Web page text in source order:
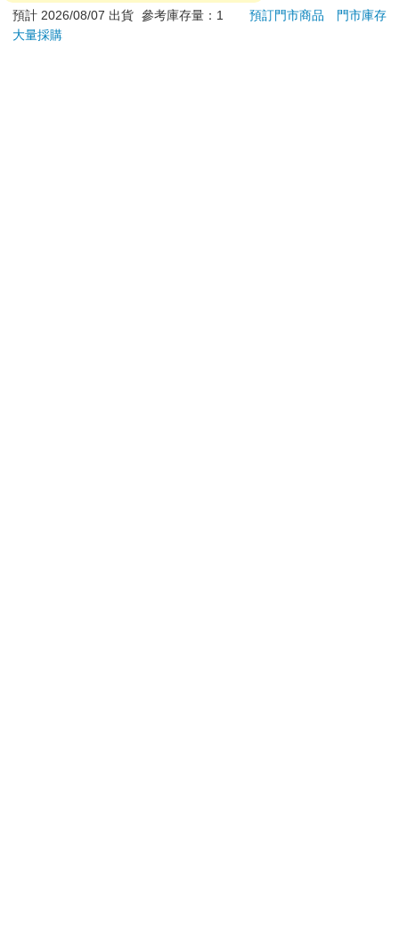
退換貨須知：
**提醒您，鑑賞期不等於試用期，退回商品須為全新狀態**
預計 2026/08/07 出貨 參考庫存量：1 預訂門市商品
門市庫存
大量採購